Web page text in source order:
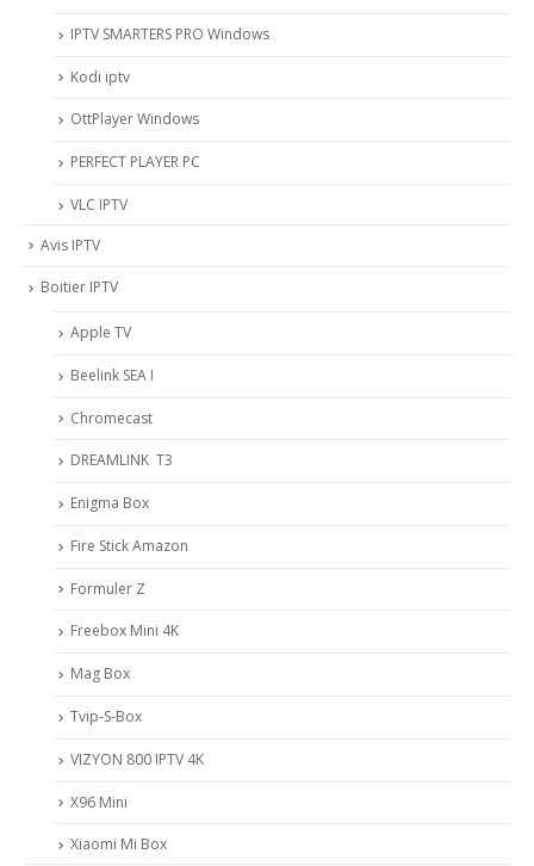
IPTV SMARTERS PRO Windows
Kodi iptv
OttPlayer Windows
PERFECT PLAYER PC
VLC IPTV
Avis IPTV
Boitier IPTV
Apple TV
Beelink SEA I
Chromecast
DREAMLINK T3
Enigma Box
Fire Stick Amazon
Formuler Z
Freebox Mini 4K
Mag Box
Tvip-S-Box
VIZYON 800 IPTV 4K
X96 Mini
Xiaomi Mi Box